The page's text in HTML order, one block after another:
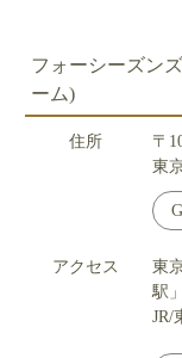
フォーシーズン
ーム)
住所
〒
東
アクセス
東
駅
JR/